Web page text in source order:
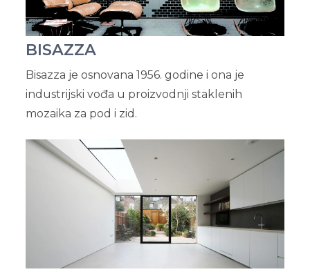
BISAZZA
Bisazza je osnovana 1956. godine i ona je
industrijski vođa u proizvodnji staklenih
mozaika za pod i zid.